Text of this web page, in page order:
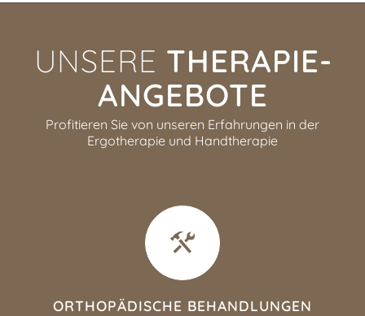
UNSERE THERAPIE­
ANGEBOTE
Profitieren Sie von unseren Erfahrungen in der
Ergotherapie und Handtherapie
ORTHOPÄDISCHE BEHANDLUNGEN